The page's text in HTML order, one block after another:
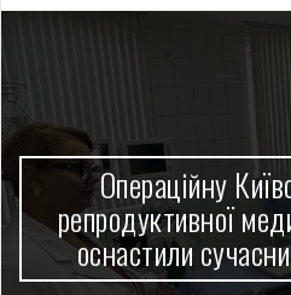
Операційну
репродуктивної
оснастили